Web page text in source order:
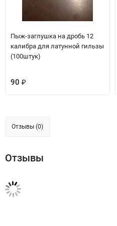
Пыж-заглушка на дробь 12
калибра для латунной гильзы
(100штук)
90 ₽
Отзывы (0)
Отзывы